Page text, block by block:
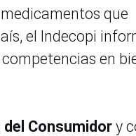
que
el Indecopi
en
Consumidory